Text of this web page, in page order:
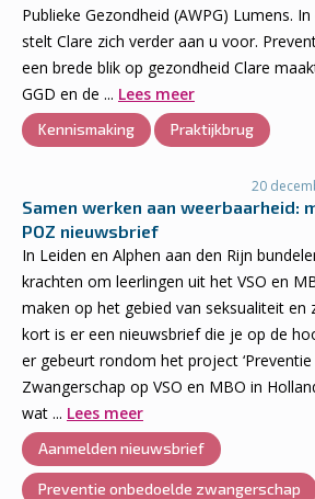
Publieke Gezondheid (AWPG) Lumens.
stelt Clare zich verder aan u voor.
een brede blik op gezondheid Clare
GGD en de ... Lees meer
Kennismaking Praktijkbrug
20
Samen werken aan weerbaarheid:
POZ nieuwsbrief
In Leiden en Alphen aan den Rijn
krachten om leerlingen uit het VSO en
maken op het gebied van seksualiteit en
kort is er een nieuwsbrief die je op de
er gebeurt rondom het project
Zwangerschap op VSO en MBO in
wat ... Lees meer
Aanmelden nieuwsbrief
Preventie onbedoelde zwangerschap